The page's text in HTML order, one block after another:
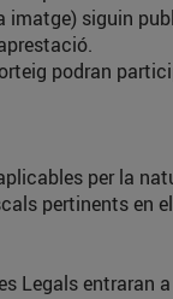
siguin
podran
per la
pertinents en
Legals entraran